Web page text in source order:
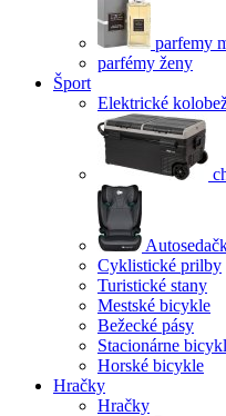
parfemy
parfémy ženy
Šport
Elektrické
Cyklistické prilby
Turistické stany
Mestské bicykle
Bežecké pásy
Stacionárne
Horské bicykle
Hračky
Hračky